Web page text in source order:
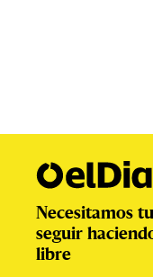
Necesitamos
seguir
libre